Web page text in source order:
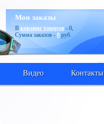
Мои заказы
В корзине товаров - 0,
Сумма заказов - 0 руб.
Видео Контакты